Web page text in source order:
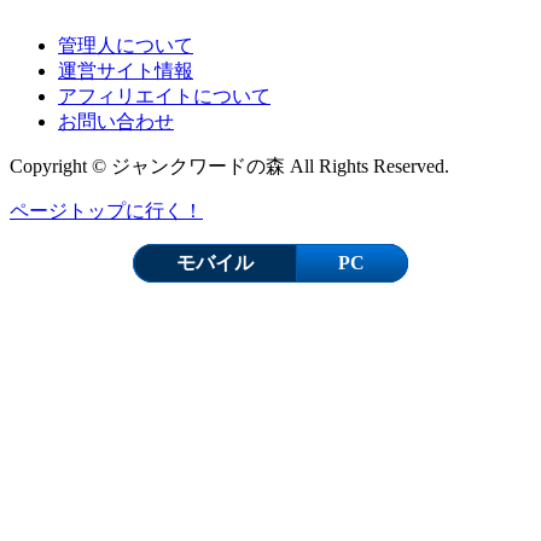
管理人について
運営サイト情報
アフィリエイトについて
お問い合わせ
Copyright © ジャンクワードの森 All Rights Reserved.
ページトップに行く！
モバイル PC